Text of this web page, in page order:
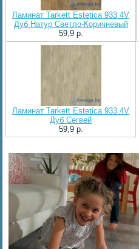
Ламинат Tarkett Estetica 933 4V
Дуб Натур Светло-Коричневый
59,9 p.
Ламинат Tarkett Estetica 933 4V
Дуб Сегвей
59,9 p.